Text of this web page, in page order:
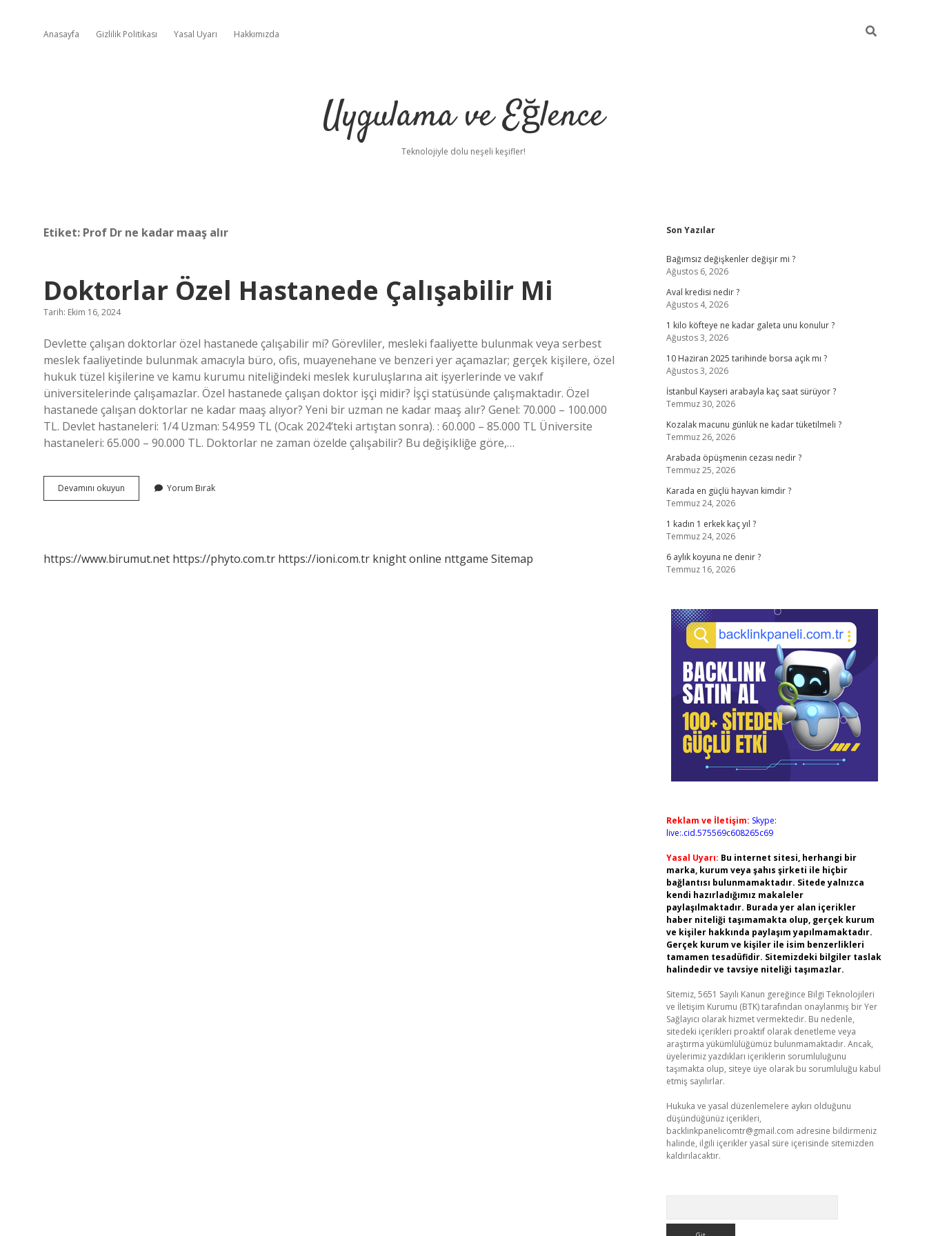
Anasayfa Gizlilik Politikası Yasal Uyarı Hakkımızda
Uygulama ve Eğlence
Teknolojiyle dolu neşeli keşifler!
Etiket: Prof Dr ne kadar maaş alır
Doktorlar Özel Hastanede Çalışabilir Mi
Tarih: Ekim 16, 2024
Devlette çalışan doktorlar özel hastanede çalışabilir mi? Görevliler, mesleki faaliyette bulunmak veya serbest
meslek faaliyetinde bulunmak amacıyla büro, ofis, muayenehane ve benzeri yer açamazlar; gerçek kişilere, özel
hukuk tüzel kişilerine ve kamu kurumu niteliğindeki meslek kuruluşlarına ait işyerlerinde ve vakıf
üniversitelerinde çalışamazlar. Özel hastanede çalışan doktor işçi midir? İşçi statüsünde çalışmaktadır. Özel
hastanede çalışan doktorlar ne kadar maaş alıyor? Yeni bir uzman ne kadar maaş alır? Genel: 70.000 – 100.000
TL. Devlet hastaneleri: 1/4 Uzman: 54.959 TL (Ocak 2024’teki artıştan sonra). : 60.000 – 85.000 TL Üniversite
hastaneleri: 65.000 – 90.000 TL. Doktorlar ne zaman özelde çalışabilir? Bu değişikliğe göre,…
Devamını okuyun Doktorlar
Özel
Yorum Bırak
https://www.birumut.net https://phyto.com.tr https://ioni.com.tr knight online nttgame Sitemap
Sidebar
Son Yazılar
Bağımsız değişkenler değişir mi ?
Ağustos 6, 2026
Aval kredisi nedir ?
Ağustos 4, 2026
1 kilo köfteye ne kadar galeta unu konulur ?
Ağustos 3, 2026
10 Haziran 2025 tarihinde borsa açık mı ?
Ağustos 3, 2026
İstanbul Kayseri arabayla kaç saat sürüyor ?
Temmuz 30, 2026
Kozalak macunu günlük ne kadar tüketilmeli ?
Temmuz 26, 2026
Arabada öpüşmenin cezası nedir ?
Temmuz 25, 2026
Karada en güçlü hayvan kimdir ?
Temmuz 24, 2026
1 kadın 1 erkek kaç yıl ?
Temmuz 24, 2026
6 aylık koyuna ne denir ?
Temmuz 16, 2026
Reklam ve İletişim: Skype:
live:.cid.575569c608265c69
Yasal Uyarı: Bu internet sitesi, herhangi bir
marka, kurum veya şahıs şirketi ile hiçbir
bağlantısı bulunmamaktadır. Sitede yalnızca
kendi hazırladığımız makaleler
paylaşılmaktadır. Burada yer alan içerikler
haber niteliği taşımamakta olup, gerçek kurum
ve kişiler hakkında paylaşım yapılmamaktadır.
Gerçek kurum ve kişiler ile isim benzerlikleri
tamamen tesadüfidir. Sitemizdeki bilgiler taslak
halindedir ve tavsiye niteliği taşımazlar.
Sitemiz, 5651 Sayılı Kanun gereğince Bilgi Teknolojileri
ve İletişim Kurumu (BTK) tarafından onaylanmış bir Yer
Sağlayıcı olarak hizmet vermektedir. Bu nedenle,
sitedeki içerikleri proaktif olarak denetleme veya
araştırma yükümlülüğümüz bulunmamaktadır. Ancak,
üyelerimiz yazdıkları içeriklerin sorumluluğunu
taşımakta olup, siteye üye olarak bu sorumluluğu kabul
etmiş sayılırlar.
Hukuka ve yasal düzenlemelere aykırı olduğunu
düşündüğünüz içerikleri,
backlinkpanelicomtr@gmail.com adresine bildirmeniz
halinde, ilgili içerikler yasal süre içerisinde sitemizden
kaldırılacaktır.